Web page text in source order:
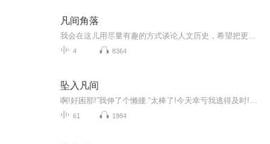
凡间角落
4 8364
坠入凡间
61 1984